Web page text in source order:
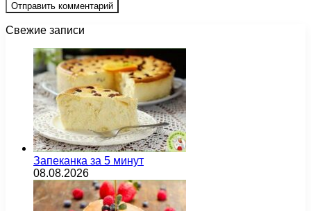
Свежие записи
Запеканка за 5 минут
08.08.2026